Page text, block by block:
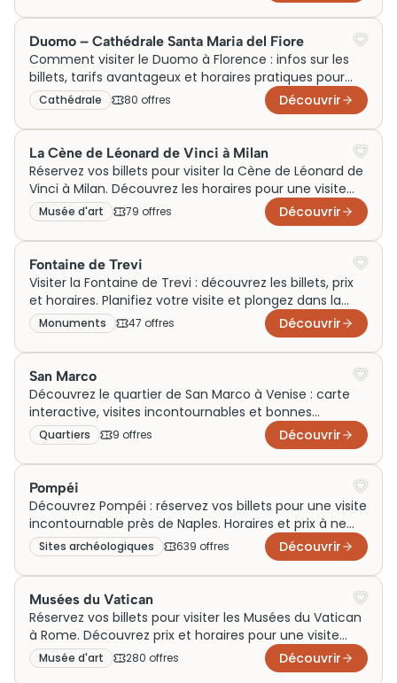
Duomo – Cathédrale Santa Maria del Fiore
Comment visiter le Duomo à Florence : infos sur les
billets, tarifs avantageux et horaires pratiques pour
votre visite inoubliable.
Cathédrale 80 offres Découvrir
La Cène de Léonard de Vinci à Milan
Réservez vos billets pour visiter la Cène de Léonard de
Vinci à Milan. Découvrez les horaires pour une visite
mémorable.
Musée d'art 79 offres Découvrir
Fontaine de Trevi
Visiter la Fontaine de Trevi : découvrez les billets, prix
et horaires. Planifiez votre visite et plongez dans la
magie de Rome dès aujourd'hui !
Monuments 47 offres Découvrir
San Marco
Découvrez le quartier de San Marco à Venise : carte
interactive, visites incontournables et bonnes
adresses pour une exploration inédite.
Quartiers 9 offres Découvrir
Pompéi
Découvrez Pompéi : réservez vos billets pour une visite
incontournable près de Naples. Horaires et prix à ne
pas manquer !
Sites archéologiques 639 offres Découvrir
Musées du Vatican
Réservez vos billets pour visiter les Musées du Vatican
à Rome. Découvrez prix et horaires pour une visite
inoubliable dès aujourd'hui !
Musée d'art 280 offres Découvrir